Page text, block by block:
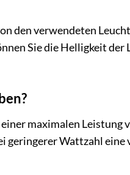
den verwendeten
Sie die Helligkeit der
maximalen Leistung
geringerer Wattzahl